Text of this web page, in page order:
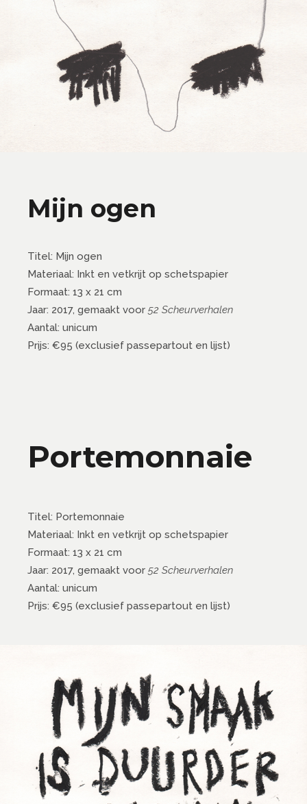
Mijn ogen
Titel: Mijn ogen
Materiaal: Inkt en vetkrijt op schetspapier
Formaat: 13 x 21 cm
Jaar: 2017, gemaakt voor 52 Scheurverhalen
Aantal: unicum
Prijs: €95 (exclusief passepartout en lijst)
Portemonnaie
Titel: Portemonnaie
Materiaal: Inkt en vetkrijt op schetspapier
Formaat: 13 x 21 cm
Jaar: 2017, gemaakt voor 52 Scheurverhalen
Aantal: unicum
Prijs: €95 (exclusief passepartout en lijst)